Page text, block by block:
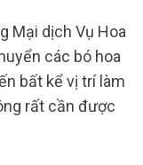
Mại dịch Vụ Hoa
các bó hoa
bất kể vị trí làm
rất cần được